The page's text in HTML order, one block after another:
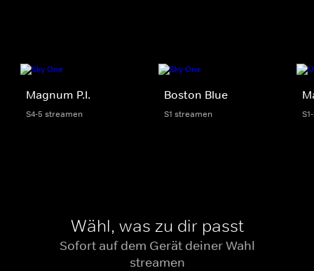
Magnum P.I.
S4-5 streamen
Boston Blue
S1 streamen
Wähl, was zu dir passt
Sofort auf dem Gerät deiner Wahl
streamen